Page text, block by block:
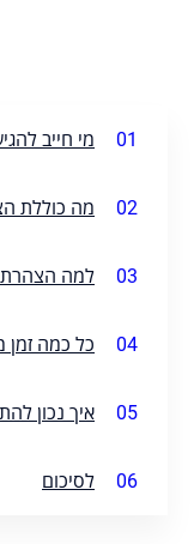
01 מי חייב
02 מה כוללת
03 למה הצהרת
04 כל כמה זמן
05 איך נכון
06 לסיכום